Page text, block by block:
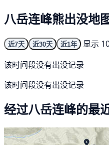
八岳连峰熊出没地
近7天 近30天 近1年
显示
该时间段没有出没记录
该时间段没有出没记录
经过八岳连峰的最